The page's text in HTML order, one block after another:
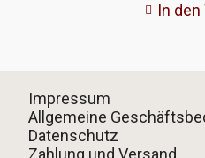
Schellen sind meist
ähnlich und aus
Beim Anbau sind
erforderlich, wie das
In den
Impressum
Allgemeine
Datenschutz
Zahlung und Versand